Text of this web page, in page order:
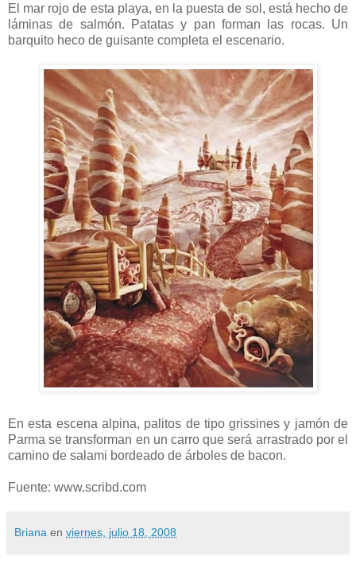
El mar rojo de esta playa, en la puesta de sol, está hecho de
láminas de salmón. Patatas y pan forman las rocas. Un
barquito heco de guisante completa el escenario.
En esta escena alpina, palitos de tipo grissines y jamón de
Parma se transforman en un carro que será arrastrado por el
camino de salami bordeado de árboles de bacon.
Fuente: www.scribd.com
Briana en viernes, julio 18, 2008